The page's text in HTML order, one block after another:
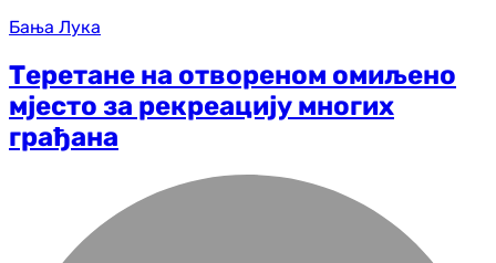
Бања Лука
Теретане на отвореном омиљено
мјесто за рекреацију многих
грађана